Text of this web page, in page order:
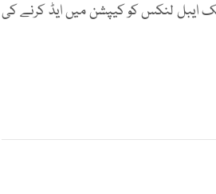
ایبل لنکس کو کیپشن میں ایڈ کرنے کی